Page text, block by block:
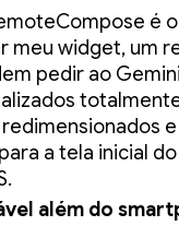
é
meu widget, um
pedir ao
a tela inicial
além do